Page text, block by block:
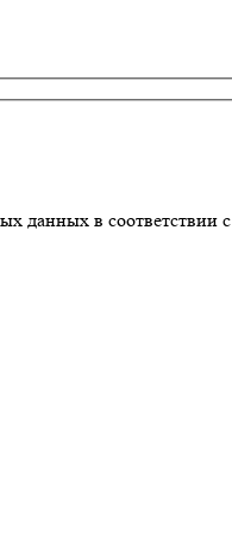
данных в соответствии с